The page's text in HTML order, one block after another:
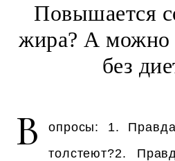
Повышается
жира? А можно
без
В
опросы: 1.
толстеют?2.